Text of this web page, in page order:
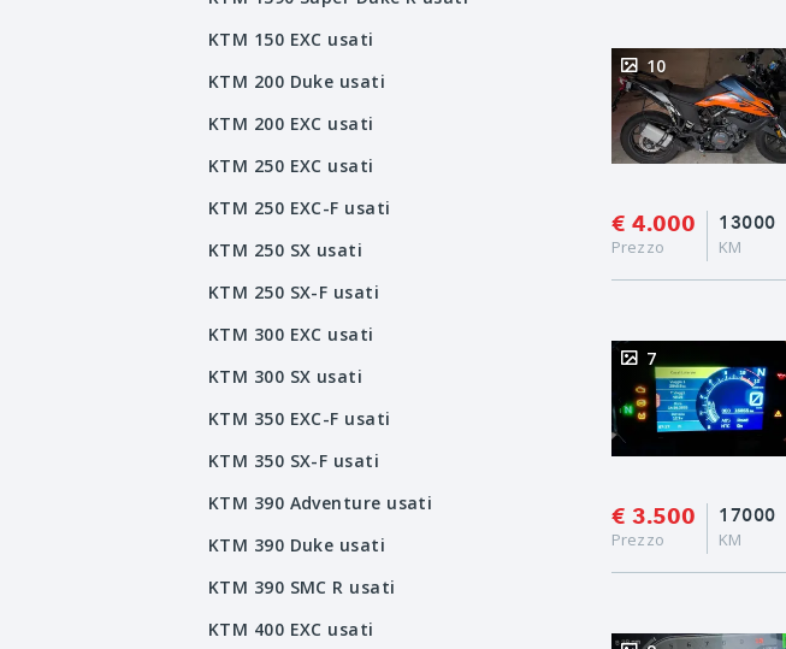
10
€ 4.000
Prezzo
13000
KM
7
€ 3.500
Prezzo
17000
KM
KTM 150 EXC usati
KTM 200 Duke usati
KTM 200 EXC usati
KTM 250 EXC usati
KTM 250 EXC-F usati
KTM 250 SX usati
KTM 250 SX-F usati
KTM 300 EXC usati
KTM 300 SX usati
KTM 350 EXC-F usati
KTM 350 SX-F usati
KTM 390 Adventure usati
KTM 390 Duke usati
KTM 390 SMC R usati
KTM 400 EXC usati